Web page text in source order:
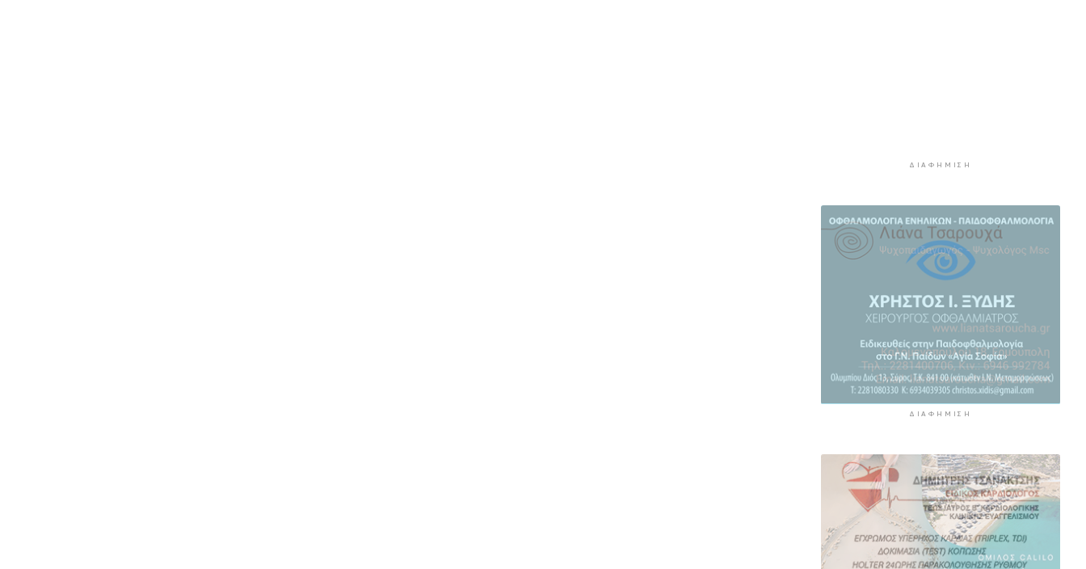
5 ώρες 9 λεπτά πρίν
“Οι εργασίες στο κλειστό,
στερούσαν τη φυσική έδρα της
5 ώρες 29 λεπτά πρίν
Ανανέωσε με τον Α.Ο. Σύρου η
Φεριντέ Σελιμάι
5 ώρες 34 λεπτά πρίν
ΔΙΑΦΉΜΙΣΗ
ΔΙΑΦΉΜΙΣΗ